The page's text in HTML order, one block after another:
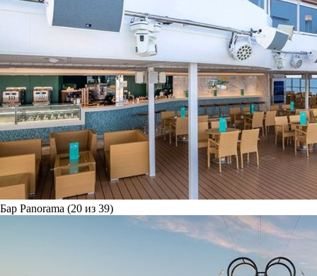
Бар Panorama (20 из 39)